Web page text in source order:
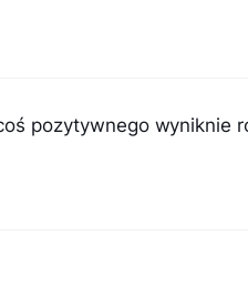
pozytywnego wyniknie